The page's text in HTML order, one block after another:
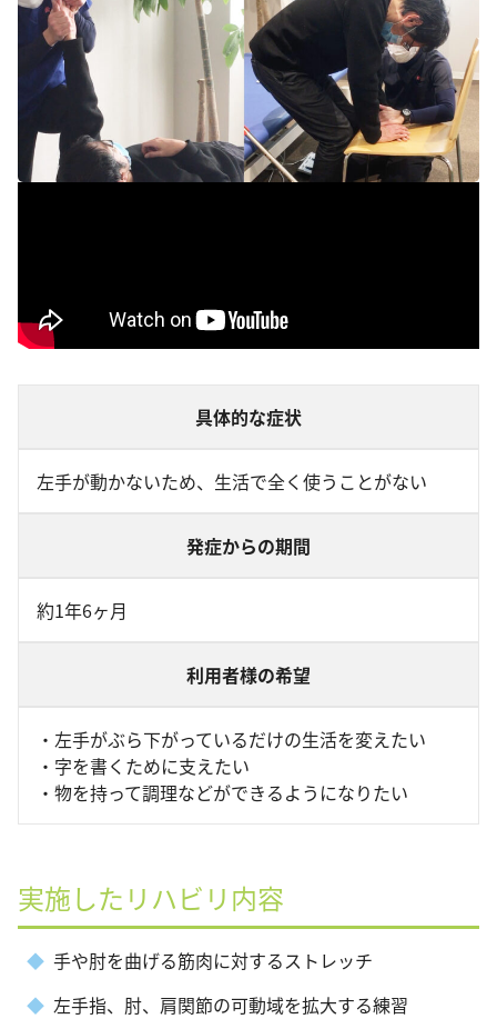
具体的な症状
左手が動かないため、生活で全く使うことがない
発症からの期間
約1年6ヶ月
利用者様の希望
・左手がぶら下がっているだけの生活を変えたい
・字を書くために支えたい
・物を持って調理などができるようになりたい
実施したリハビリ内容
手や肘を曲げる筋肉に対するストレッチ
左手指、肘、肩関節の可動域を拡大する練習